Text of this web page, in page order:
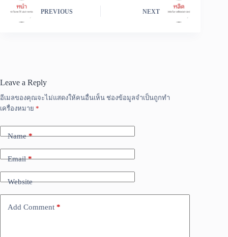
PREVIOUS NEXT
Leave a Reply
อีเมลของคุณจะไม่แสดงให้คนอื่นเห็น ช่องข้อมูลจำเป็นถูกทำ
เครื่องหมาย *
Name*
Email*
Website
Add Comment *